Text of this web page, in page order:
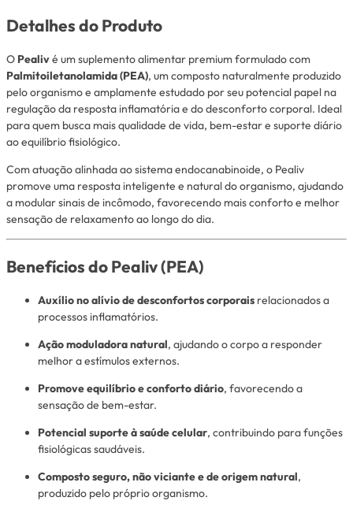
Detalhes do Produto
O Pealivé um suplemento alimentar premium formulado com
Palmitoiletanolamida (PEA), um composto naturalmente produzido
pelo organismo e amplamente estudado por seu potencial papel na
regulação da resposta inflamatória e do desconforto corporal. Ideal
para quem busca mais qualidade de vida, bem-estar e suporte diário
ao equilíbrio fisiológico.
Com atuação alinhada ao sistema endocanabinoide, o Pealiv
promove uma resposta inteligente e natural do organismo, ajudando
a modular sinais de incômodo, favorecendo mais conforto e melhor
sensação de relaxamento ao longo do dia.
Benefícios do Pealiv (PEA)
Auxílio no alívio de desconfortos corporais relacionados a
processos inflamatórios.
Ação moduladora natural, ajudando o corpo a responder
melhor a estímulos externos.
Promove equilíbrio e conforto diário, favorecendo a
sensação de bem-estar.
Potencial suporte à saúde celular, contribuindo para funções
fisiológicas saudáveis.
Composto seguro, não viciante e de origem natural,
produzido pelo próprio organismo.